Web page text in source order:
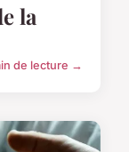
la
de lecture →